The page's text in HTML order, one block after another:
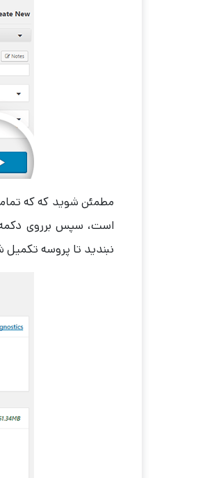
نبندید تا پروسه